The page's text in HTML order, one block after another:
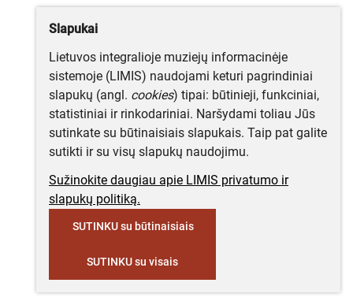
Slapukai
Lietuvos integralioje muziejų informacinėje
sistemoje (LIMIS) naudojami keturi pagrindiniai
slapukų (angl. cookies) tipai: būtinieji, funkciniai,
statistiniai ir rinkodariniai. Naršydami toliau Jūs
sutinkate su būtinaisiais slapukais. Taip pat galite
sutikti ir su visų slapukų naudojimu.
Sužinokite daugiau apie LIMIS privatumo ir
slapukų politiką.
SUTINKU su būtinaisiais
SUTINKU su visais